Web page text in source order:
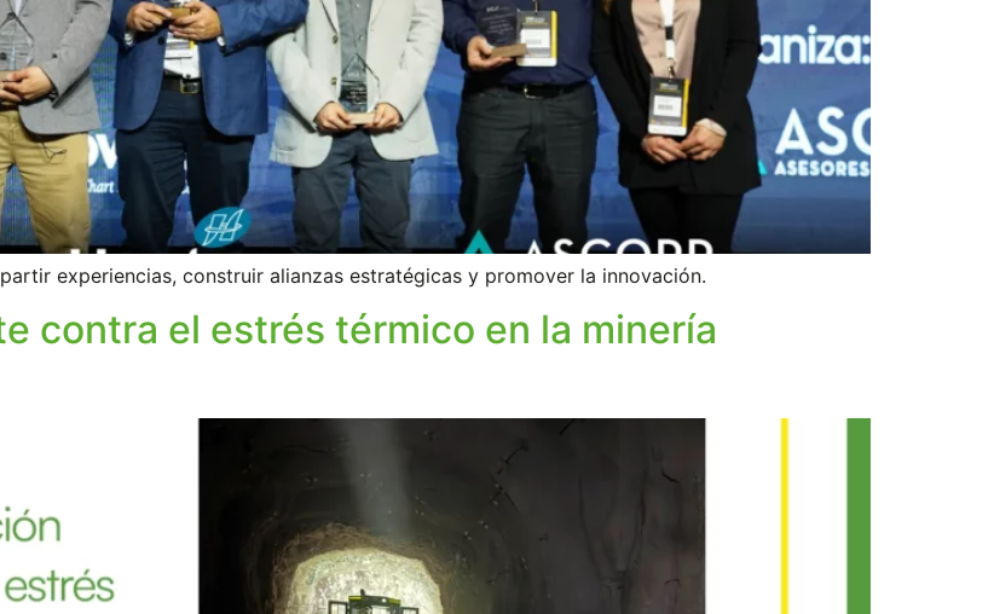
experiencias, construir alianzas estratégicas y promover la innovación.
contra el estrés térmico en la minería